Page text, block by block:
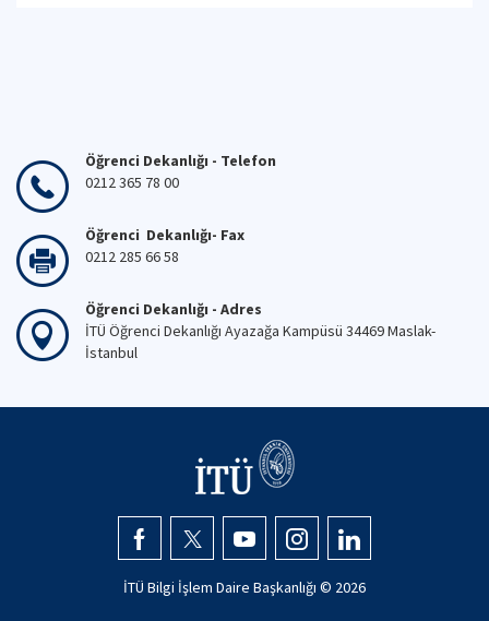
Öğrenci Dekanlığı - Telefon
0212 365 78 00
Öğrenci Dekanlığı- Fax
0212 285 66 58
Öğrenci Dekanlığı - Adres
İTÜ Öğrenci Dekanlığı Ayazağa Kampüsü 34469 Maslak-
İstanbul
İTÜ Bilgi İşlem Daire Başkanlığı © 2026